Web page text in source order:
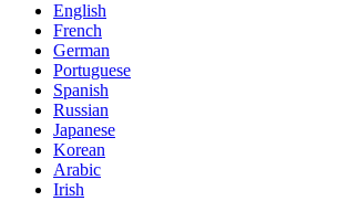
English
French
German
Portuguese
Spanish
Russian
Japanese
Korean
Arabic
Irish